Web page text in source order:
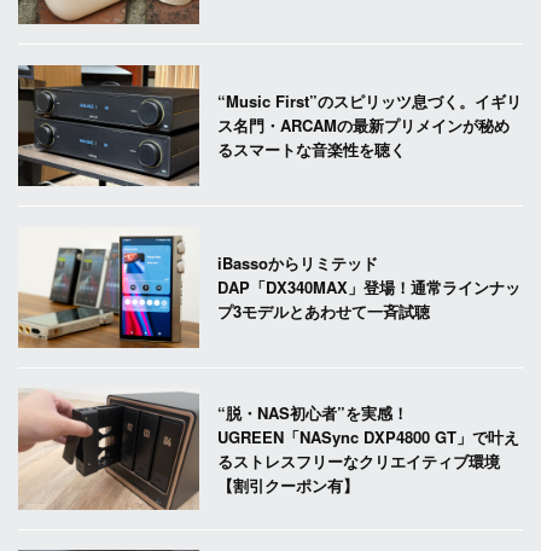
“Music First”のスピリッツ息づく。イギリ
ス名門・ARCAMの最新プリメインが秘め
るスマートな音楽性を聴く
iBassoからリミテッド
DAP「DX340MAX」登場！通常ラインナッ
プ3モデルとあわせて一斉試聴
“脱・NAS初心者”を実感！
UGREEN「NASync DXP4800 GT」で叶え
るストレスフリーなクリエイティブ環境
【割引クーポン有】